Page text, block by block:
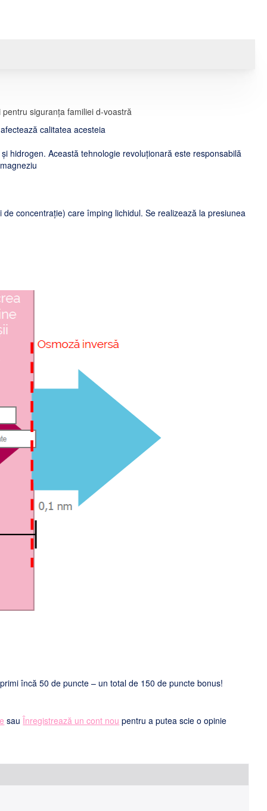
siguranța familiei d-voastră
calitatea acesteia
hidrogen. Această tehnologie revoluționară este responsabilă
concentrație) care împing lichidul. Se realizează la presiunea
încă 50 de puncte – un total de 150 de puncte bonus!
sauÎnregistrează un cont nou pentru a putea scie o opinie